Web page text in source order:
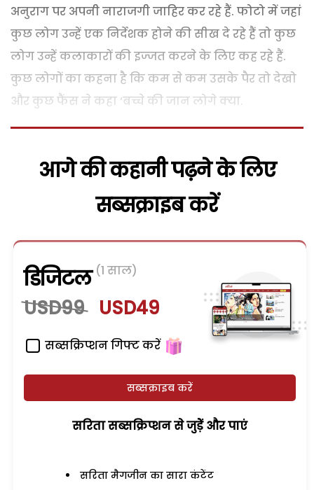
अनुराग पर अपनी नाराजगी जाहिर कर रहे हैं. फोटो में जहां
कुछ लोग उन्हें एक निर्देशक होने की सीख दे रहे हैं तो कुछ
लोग उन्हें कलाकारों की इज्जत करने के लिए कह रहे हैं.
कुछ लोगों का कहना है कि कम से कम उसके पैर तो देखो
और कुछ फैंस ने कहा ‘बच्चे की जान लोगे क्या.
आगे की कहानी पढ़ने के लिए
सब्सक्राइब करें
डिजिटल (1 साल)
USD99 USD49
सब्सक्रिप्शन गिफ्ट करें
सब्सक्राइब करें
सरिता सब्सक्रिप्शन से जुड़ेें और पाएं
सरिता मैगजीन का सारा कंटेंट